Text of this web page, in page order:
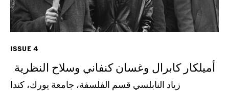
ISSUE 4
أميلكار كابرال وغسان كنفاني وسلاح النظرية
زياد النابلسي قسم الفلسفة، جامعة يورك، كندا